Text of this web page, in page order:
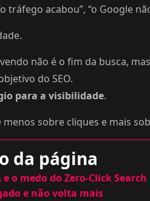
tráfego acabou”, “o Google
não é o fim da busca,
do SEO.
para a visibilidade.
menos sobre cliques e mais
da página
o medo do Zero-Click Search
e não volta mais